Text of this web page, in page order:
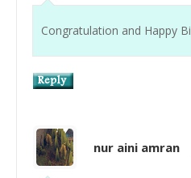
Congratulation and Happy
nur aini amran